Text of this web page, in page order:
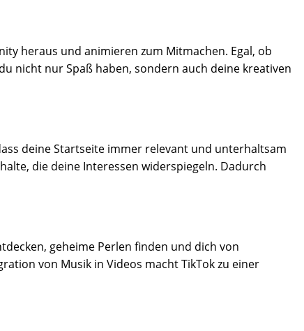
heraus und animieren zum Mitmachen. Egal, ob
nicht nur Spaß haben, sondern auch deine kreativen
deine Startseite immer relevant und unterhaltsam
die deine Interessen widerspiegeln. Dadurch
geheime Perlen finden und dich von
von Musik in Videos macht TikTok zu einer